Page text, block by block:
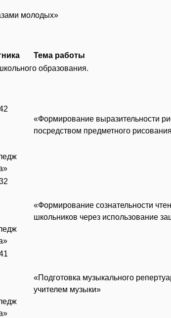
молодых»
Тема работы
образования.
«Формирование выразительности
посредством предметного
«Формирование сознательности
школьников через использование
«Подготовка музыкального
учителем музыки»